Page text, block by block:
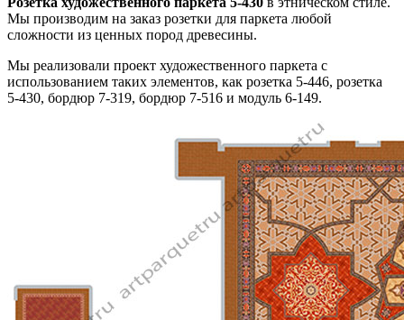
Мы производим на заказ розетки для паркета любой
сложности из ценных пород древесины.
Мы реализовали проект художественного паркета с
использованием таких элементов, как розетка 5-446, розетка
5-430, бордюр 7-319, бордюр 7-516 и модуль 6-149.